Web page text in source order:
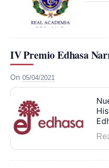
IV Premio Edhasa
On 05/04/2021